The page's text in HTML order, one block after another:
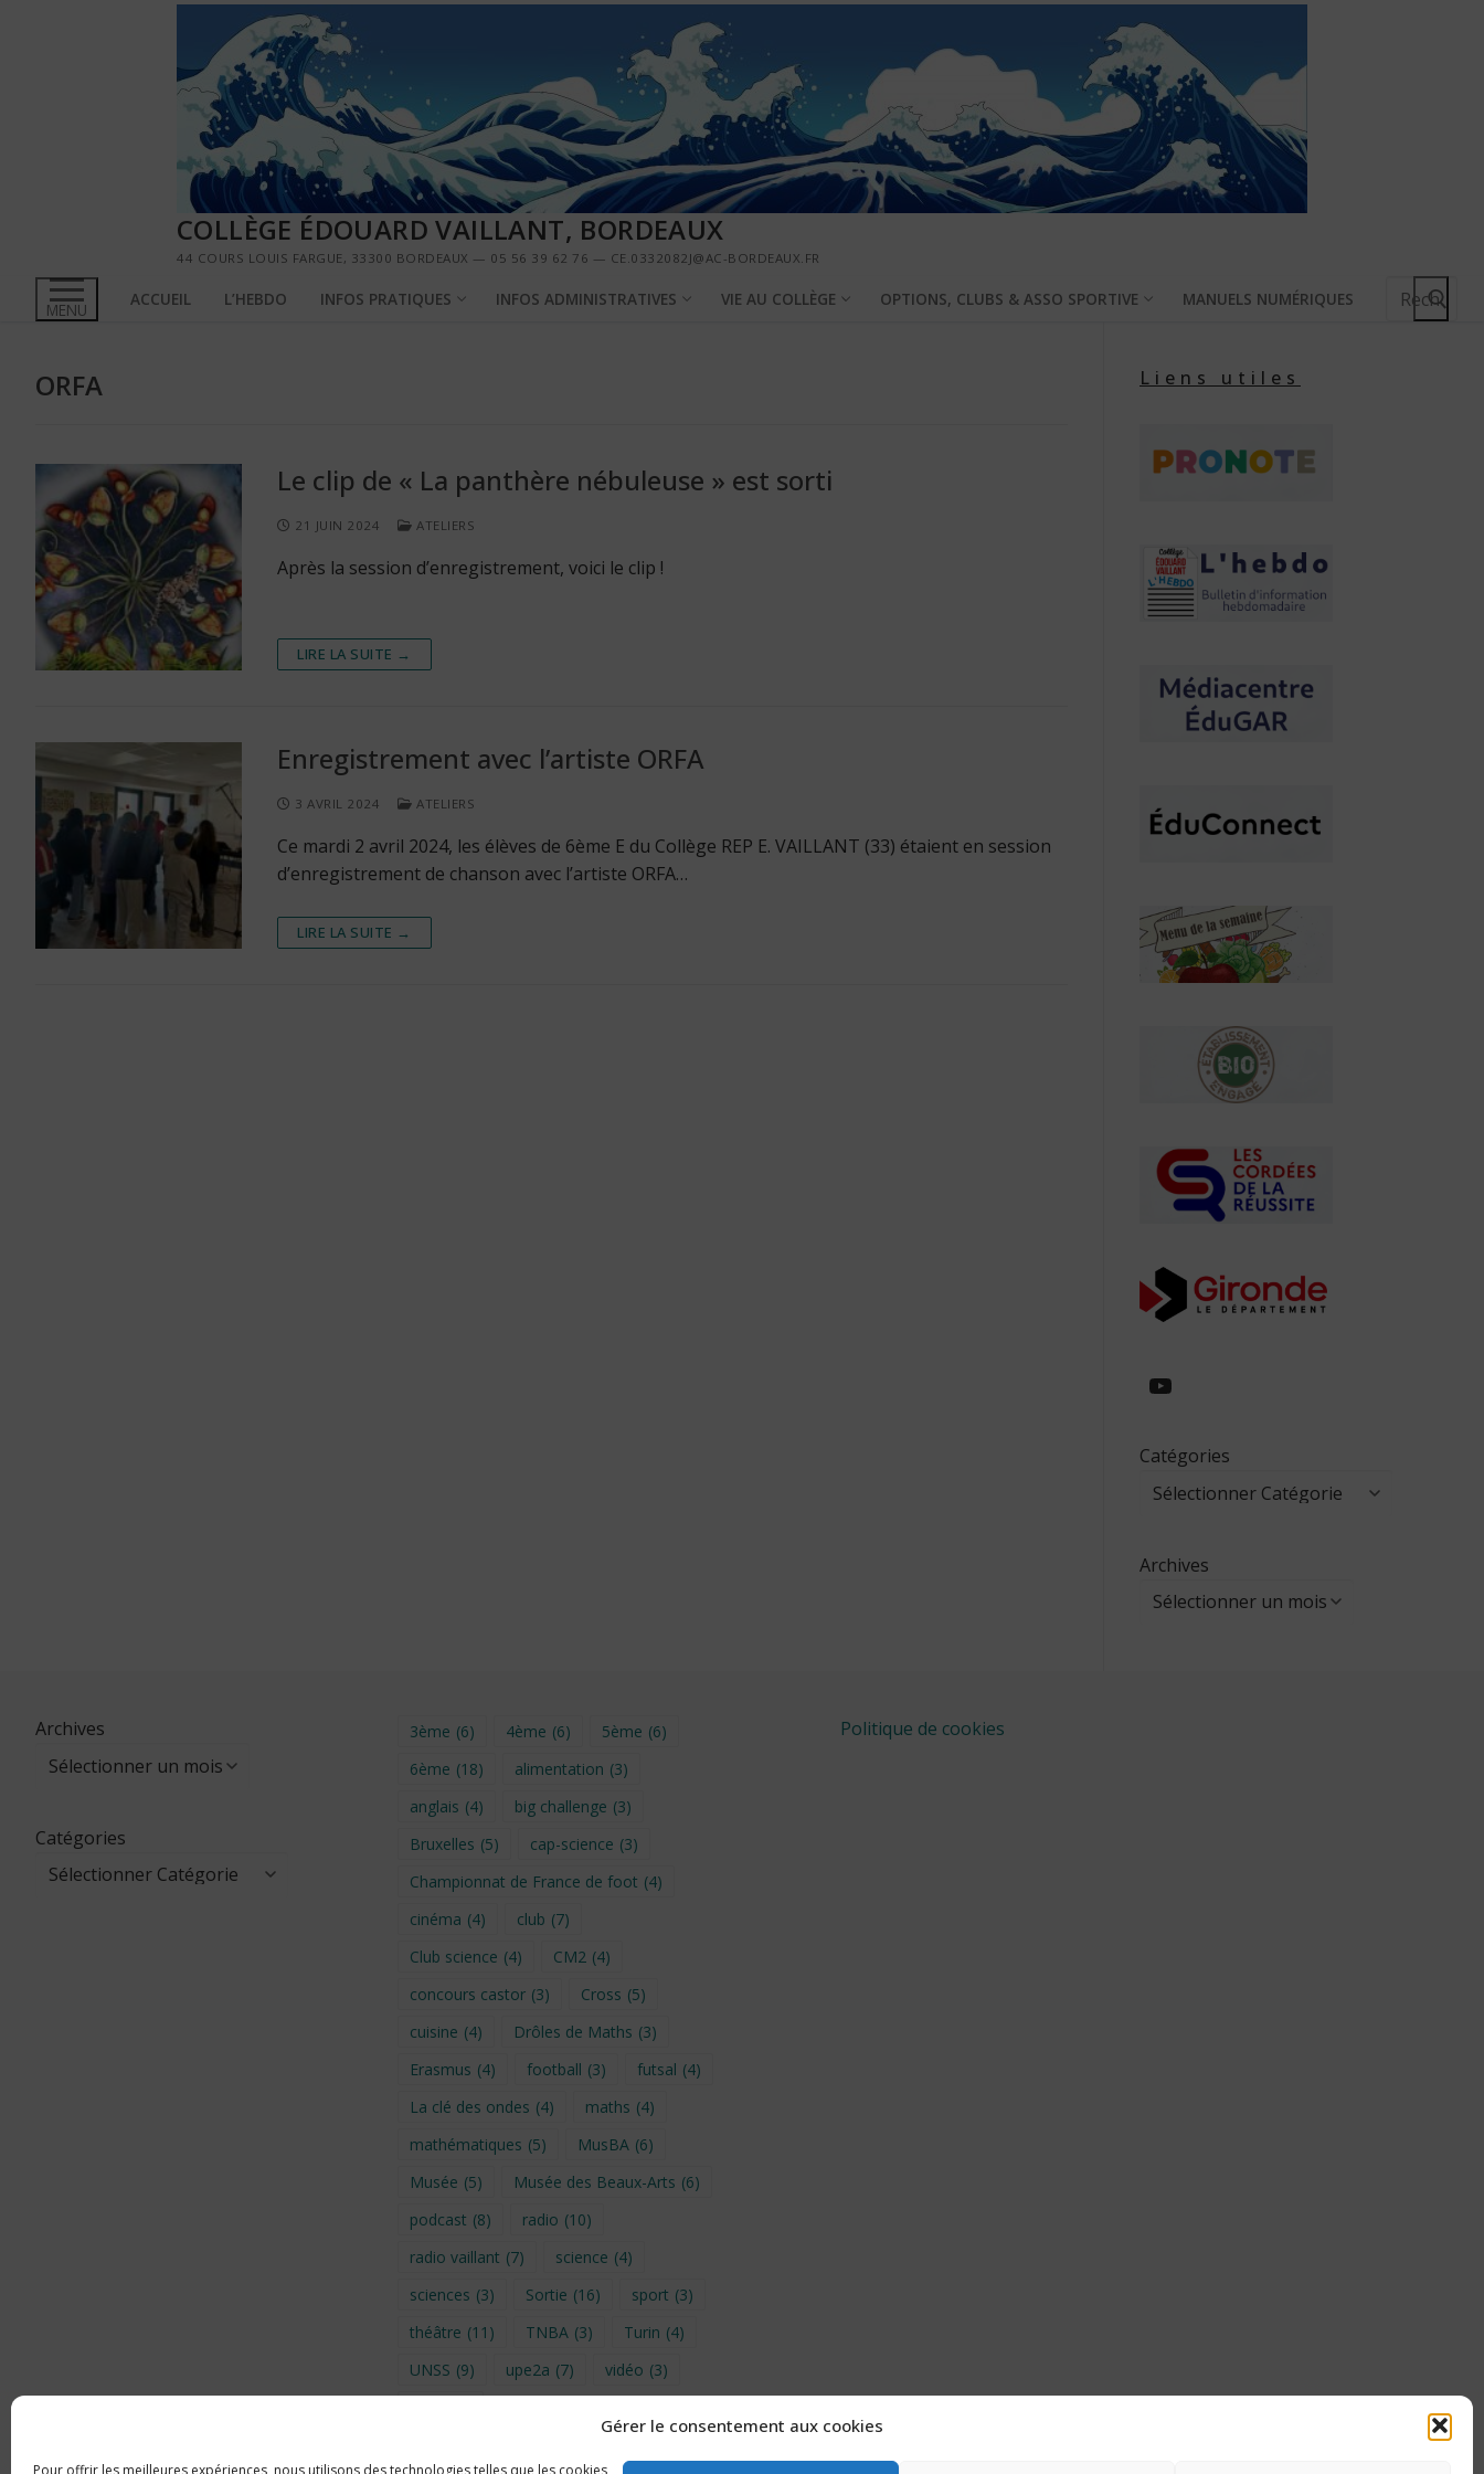
Gérer le consentement aux cookies
Pour offrir les meilleures expériences, nous utilisons des technologies telles que les cookies
COLLÈGE ÉDOUARD VAILLANT, BORDEAUX
44 COURS LOUIS FARGUE, 33300 BORDEAUX — 05 56 39 62 76 — CE.0332082J@AC-BORDEAUX.FR
MENU ACCUEIL L’HEBDO INFOS PRATIQUES INFOS ADMINISTRATIVES VIE AU COLLÈGE OPTIONS, CLUBS & ASSO SPORTIVE MANUELS NUMÉRIQUES
Rechercher
ORFA
Le clip de « La panthère nébuleuse » est sorti
21 JUIN 2024 ATELIERS
Après la session d’enregistrement, voici le clip !
LIRE LA SUITE →
Enregistrement avec l’artiste ORFA
3 AVRIL 2024 ATELIERS
Ce mardi 2 avril 2024, les élèves de 6ème E du Collège REP E. VAILLANT (33) étaient en session
d’enregistrement de chanson avec l’artiste ORFA…
LIRE LA SUITE →
Liens utiles
https://
Catégories
Archives
Archives
Catégories
3ème (6) 4ème (6) 5ème (6)
6ème (18) alimentation (3)
anglais (4) big challenge (3)
Bruxelles (5) cap-science (3)
Championnat de France de foot (4)
cinéma (4) club (7)
Club science (4) CM2 (4)
concours castor (3) Cross (5)
cuisine (4) Drôles de Maths (3)
Erasmus (4) football (3) futsal (4)
La clé des ondes (4) maths (4)
mathématiques (5) MusBA (6)
Musée (5) Musée des Beaux-Arts (6)
podcast (8) radio (10)
radio vaillant (7) science (4)
sciences (3) Sortie (16) sport (3)
théâtre (11) TNBA (3) Turin (4)
UNSS (9) upe2a (7) vidéo (3)
Politique de cookies